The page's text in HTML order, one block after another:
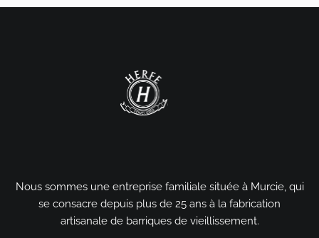
Nous sommes une entreprise familiale située à Murcie, qui
se consacre depuis plus de 25 ans à la fabrication
artisanale de barriques de vieillissement.